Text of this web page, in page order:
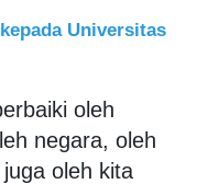
Universitas
oleh
negara, oleh
oleh kita